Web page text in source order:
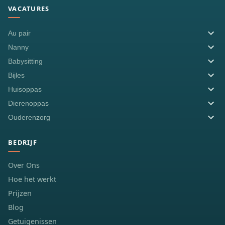
VACATURES
Au pair
Nanny
Babysitting
Bijles
Huisoppas
Dierenoppas
Ouderenzorg
BEDRIJF
Over Ons
Hoe het werkt
Prijzen
Blog
Getuigenissen